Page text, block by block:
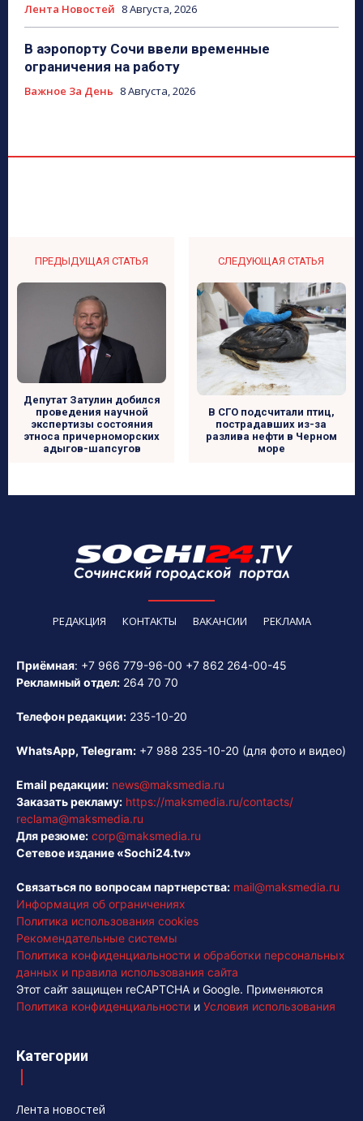
Лента Новостей 8 Августа, 2026
В аэропорту Сочи ввели временные
ограничения на работу
Важное За День 8 Августа, 2026
ПРЕДЫДУЩАЯ СТАТЬЯ
Депутат Затулин добился
проведения научной
экспертизы состояния
этноса причерноморских
адыгов-шапсугов
СЛЕДУЮЩАЯ СТАТЬЯ
В СГО подсчитали птиц,
пострадавших из-за
разлива нефти в Черном
море
РЕДАКЦИЯ КОНТАКТЫ ВАКАНСИИ РЕКЛАМА
Приёмная: +7 966 779-96-00 +7 862 264-00-45
Рекламный отдел: 264 70 70
Телефон редакции: 235-10-20
WhatsApp, Telegram: +7 988 235-10-20 (для фото и видео)
Email редакции: news@maksmedia.ru
Заказать рекламу: https://maksmedia.ru/contacts/
reclama@maksmedia.ru
Для резюме: corp@maksmedia.ru
Сетевое издание «Sochi24.tv»
Связаться по вопросам партнерства: mail@maksmedia.ru
Информация об ограничениях
Политика использования cookies
Рекомендательные системы
Политика конфиденциальности и обработки персональных
данных и правила использования сайта
Этот сайт защищен reCAPTCHA и Google. Применяются
Политика конфиденциальности и Условия использования
Категории
Лента новостей